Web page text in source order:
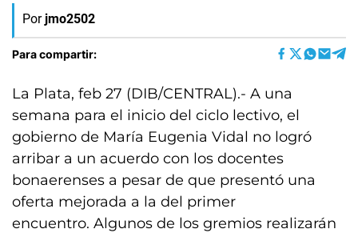
Por jmo2502
Para compartir:
La Plata, feb 27 (DIB/CENTRAL).- A una
semana para el inicio del ciclo lectivo, el
gobierno de María Eugenia Vidal no logró
arribar a un acuerdo con los docentes
bonaerenses a pesar de que presentó una
oferta mejorada a la del primer
encuentro. Algunos de los gremios realizarán